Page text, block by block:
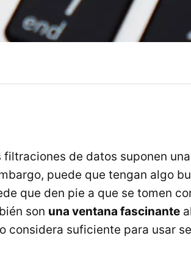
de datos suponen
puede que tengan algo
que den pie a que se tomen
son una ventana fascinante
considera suficiente para usar